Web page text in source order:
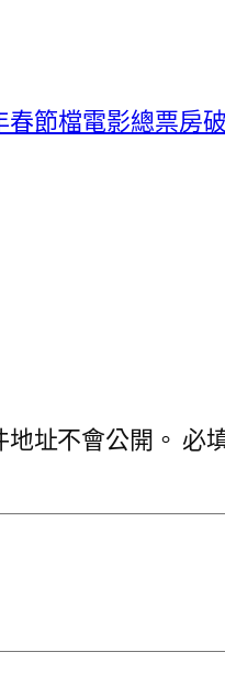
春節檔電影總票房
址不會公開。 必